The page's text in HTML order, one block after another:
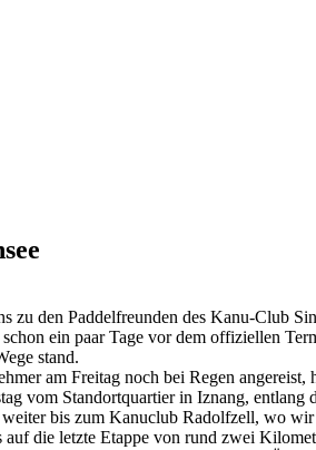
zu den Paddelfreunden des Kanu-Club
ein paar Tage vor dem offiziellen
stand.
am Freitag noch bei Regen
vom Standortquartier in Iznang,
bis zum Kanuclub Radolfzell, wo
die letzte Etappe von rund zwei